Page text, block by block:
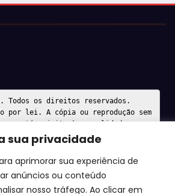
sua privacidade
aprimorar sua experiência de
anúncios ou conteúdo
nosso tráfego. Ao clicar em